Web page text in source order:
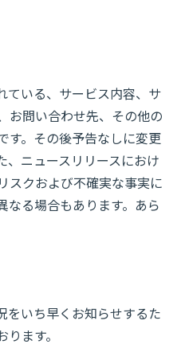
ている、サービス内容、サ
お問い合わせ先、その他の
す。その後予告なしに変更
、ニュースリリースにおけ
スクおよび不確実な事実に
なる場合もあります。あら
をいち早くお知らせするた
ます。